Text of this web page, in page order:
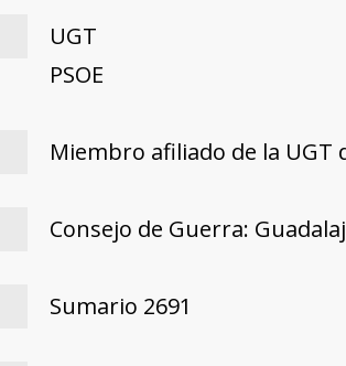
UGT
PSOE
Miembro afiliado de la UGT
Consejo de Guerra:
Sumario 2691